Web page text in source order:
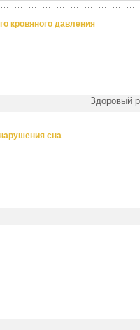
кровяного давления
Здоровый
сна